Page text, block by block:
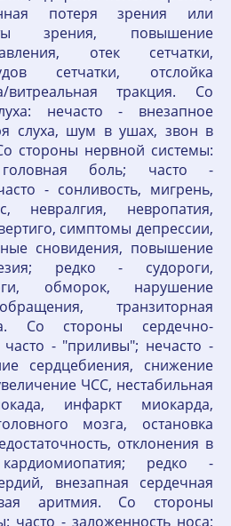
потеря зрения или
зрения, повышение
отек сетчатки,
сетчатки, отслойка
витреальная тракция. Со
нечасто - внезапное
слуха, шум в ушах, звон в
стороны нервной системы:
боль; часто -
- сонливость, мигрень,
невралгия, невропатия,
симптомы депрессии,
сновидения, повышение
редко - судороги,
обморок, нарушение
транзиторная
Со стороны сердечно-
часто - "приливы"; нечасто -
сердцебиения, снижение
ЧСС, нестабильная
инфаркт миокарда,
мозга, остановка
отклонения в
редко -
внезапная сердечная
аритмия. Со стороны
часто - заложенность носа;